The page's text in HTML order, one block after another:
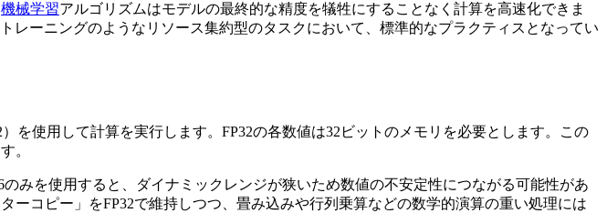
機械学習アルゴリズムはモデルの最終的な精度を犠牲にすることなく計算を高速化できま
レーニングのようなリソース集約型のタスクにおいて、標準的なプラクティスとなってい
を使用して計算を実行します。FP32の各数値は32ビットのメモリを必要とします。この
。
のみを使用すると、ダイナミックレンジが狭いため数値の不安定性につながる可能性があ
ーコピー」をFP32で維持しつつ、畳み込みや行列乗算などの数学的演算の重い処理には